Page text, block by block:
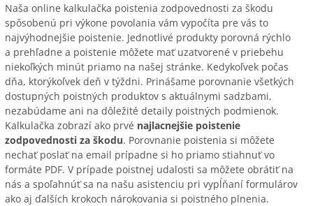
Naša online kalkulačka poistenia zodpovednosti za škodu
spôsobenú pri výkone povolania vám vypočíta pre vás to
najvýhodnejšie poistenie. Jednotlivé produkty porovná rýchlo
a prehľadne a poistenie môžete mať uzatvorené v priebehu
niekoľkých minút priamo na našej stránke. Kedykoľvek počas
dňa, ktorýkoľvek deň v týždni. Prinášame porovnanie všetkých
dostupných poistných produktov s aktuálnymi sadzbami,
nezabúdame ani na dôležité detaily poistných podmienok.
Kalkulačka zobrazí ako prvé najlacnejšie poistenie
zodpovednosti za škodu. Porovnanie poistenia si môžete
nechať poslať na email prípadne si ho priamo stiahnuť vo
formáte PDF. V prípade poistnej udalosti sa môžete obrátiť na
nás a spoľahnúť sa na našu asistenciu pri vypĺňaní formulárov
ako aj ďalších krokoch nárokovania si poistného plnenia.